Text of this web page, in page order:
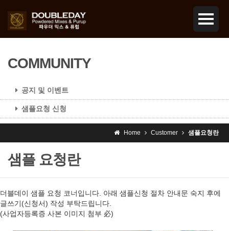
COMMUNITY
공지 및 이벤트
샘플요청 신청
Home Customer 샘플요청란
샘플 요청란
더블데이 샘플 요청 코너입니다. 아래 샘플신청 절차 안내문 숙지 후에
글쓰기(신청서) 작성 부탁드립니다.
(사업자등록증 사본 이미지 첨부 必)